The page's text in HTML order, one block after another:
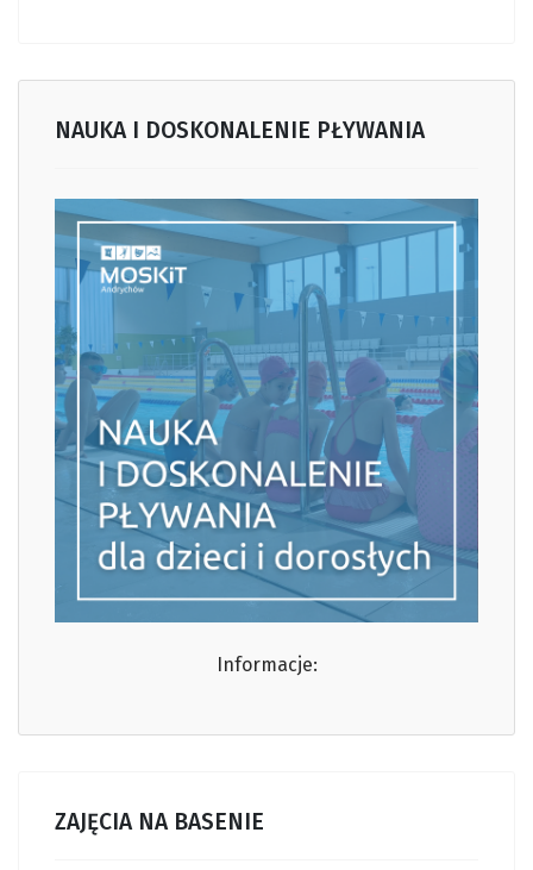
NAUKA I DOSKONALENIE PŁYWANIA
Informacje:
ZAJĘCIA NA BASENIE